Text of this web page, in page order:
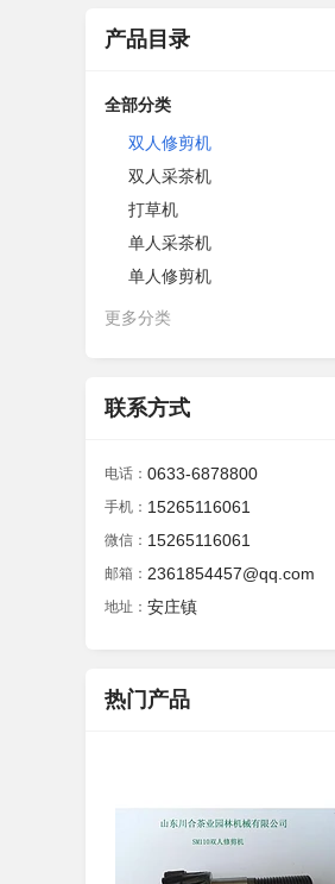
产品目录
全部分类
双人修剪机
双人采茶机
打草机
单人采茶机
单人修剪机
更多分类
联系方式
电话： 0633-6878800
手机： 15265116061
微信： 15265116061
邮箱： 2361854457@qq.com
地址： 安庄镇
热门产品